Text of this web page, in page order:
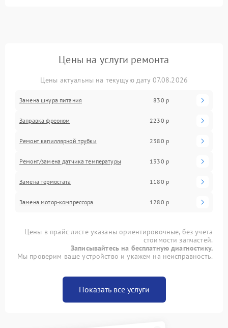
Цены на услуги ремонта
Цены актуальны на текущую дату 07.08.2026
Замена шнура питания 830 р
Заправка фреоном 2230 р
Ремонт капиллярной трубки 2380 р
Ремонт/замена датчика температуры 1330 р
Замена термостата 1180 р
Замена мотор-компрессора 1280 р
Цены в прайс-листе указаны ориентировочные, без учета
стоимости запчастей.
Записывайтесь на бесплатную диагностику.
Мы проверим ваше устройство и укажем на неисправность.
Показать все услуги